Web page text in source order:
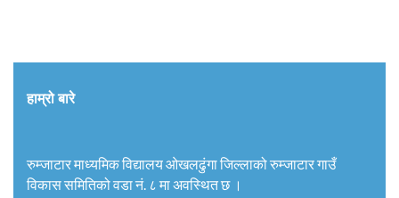
हाम्रो बारे
रुम्जाटार माध्यमिक विद्यालय ओखलढुंगा जिल्लाको रुम्जाटार गाउँ
विकास समितिको वडा नं. ८ मा अवस्थित छ ।